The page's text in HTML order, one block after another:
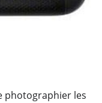
photographier les